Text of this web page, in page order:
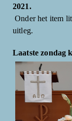
2021.
Onder het item
uitleg.
Laatste zondag